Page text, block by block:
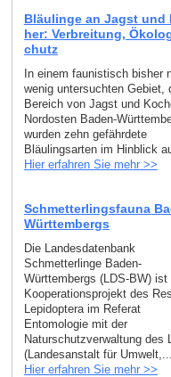
Bläulinge an Jagst und
her: Verbreitung,
chutz
In einem faunistisch bisher
wenig untersuchten Gebiet,
Bereich von Jagst und
Nordosten Baden-
wurden zehn gefährdete
Bläulingsarten im Hinblick
Hier erfahren Sie mehr >>
Schmetterlingsfauna
Württembergs
Die Landesdatenbank
Schmetterlinge Baden-
Württembergs (LDS-BW) ist
Kooperationsprojekt des
Lepidoptera im Referat
Entomologie mit der
Naturschutzverwaltung des
(Landesanstalt für Umwelt,...
Hier erfahren Sie mehr >>